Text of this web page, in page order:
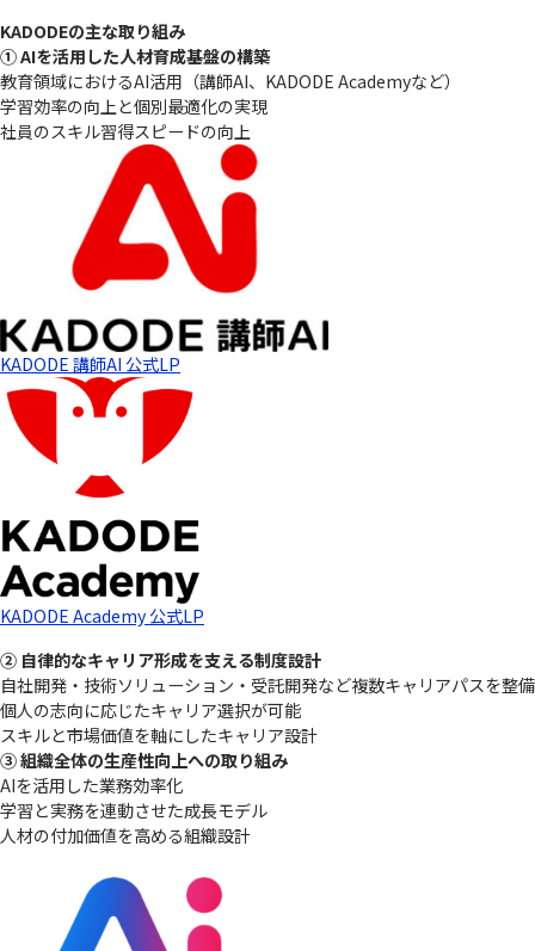
KADODEの主な取り組み
① AIを活用した人材育成基盤の構築
教育領域におけるAI活用（講師AI、KADODE Academyなど）
学習効率の向上と個別最適化の実現
社員のスキル習得スピードの向上
KADODE 講師AI 公式LP
KADODE Academy 公式LP
② 自律的なキャリア形成を支える制度設計
自社開発・技術ソリューション・受託開発など複数キャリアパスを整備
個人の志向に応じたキャリア選択が可能
スキルと市場価値を軸にしたキャリア設計
③ 組織全体の生産性向上への取り組み
AIを活用した業務効率化
学習と実務を連動させた成長モデル
人材の付加価値を高める組織設計